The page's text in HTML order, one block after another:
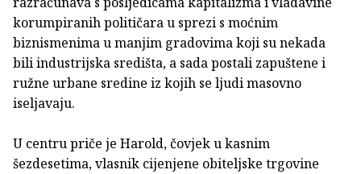
korumpiranih političara u sprezi s moćnim
biznismenima u manjim gradovima koji su nekada
bili industrijska središta, a sada postali zapuštene i
ružne urbane sredine iz kojih se ljudi masovno
iseljavaju.
U centru priče je Harold, čovjek u kasnim
šezdesetima, vlasnik cijenjene obiteljske trgovine